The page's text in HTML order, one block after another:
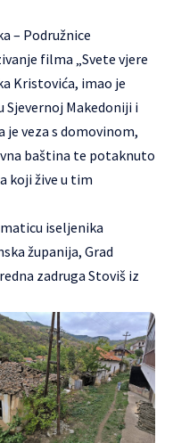
– Podružnice
filma „Svete vjere
Kristovića, imao je
Sjevernoj Makedoniji i
je veza s domovinom,
baština te potaknuto
koji žive u tim
iseljenika
županija, Grad
zadruga Stoviš iz